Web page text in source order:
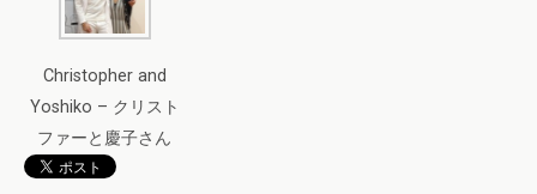
Christopher and
Yoshiko – クリスト
ファーと慶子さん